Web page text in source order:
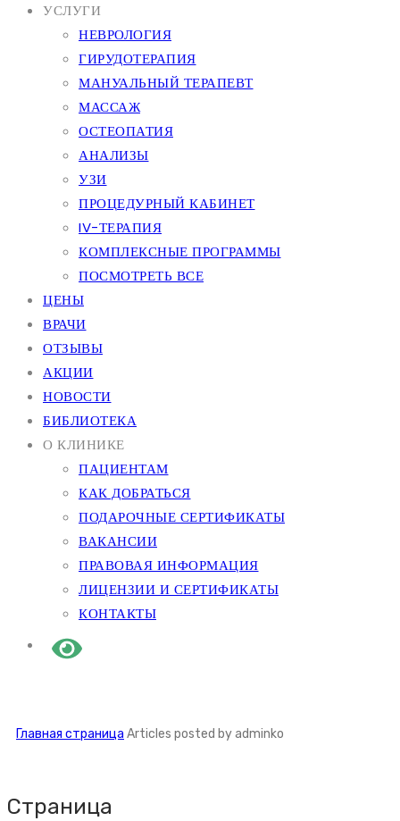
УСЛУГИ
НЕВРОЛОГИЯ
ГИРУДОТЕРАПИЯ
МАНУАЛЬНЫЙ ТЕРАПЕВТ
МАССАЖ
ОСТЕОПАТИЯ
АНАЛИЗЫ
УЗИ
ПРОЦЕДУРНЫЙ КАБИНЕТ
IV-ТЕРАПИЯ
КОМПЛЕКСНЫЕ ПРОГРАММЫ
ПОСМОТРЕТЬ ВСЕ
ЦЕНЫ
ВРАЧИ
ОТЗЫВЫ
АКЦИИ
НОВОСТИ
БИБЛИОТЕКА
О КЛИНИКЕ
ПАЦИЕНТАМ
КАК ДОБРАТЬСЯ
ПОДАРОЧНЫЕ СЕРТИФИКАТЫ
ВАКАНСИИ
ПРАВОВАЯ ИНФОРМАЦИЯ
ЛИЦЕНЗИИ И СЕРТИФИКАТЫ
КОНТАКТЫ
Главная страница Articles posted by adminko
Страница